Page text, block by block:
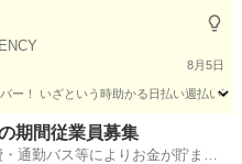
8月5日
ー！ いざという時助かる日払い週払い
助手席
期間従業員募集
通勤バス等によりお金が貯まり